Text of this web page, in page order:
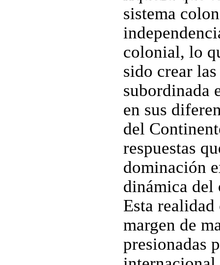
sistema
colonial, lo
sido crear
subordinada
en sus
del
respuestas
dominación
dinámica del
Esta
margen de
presionadas